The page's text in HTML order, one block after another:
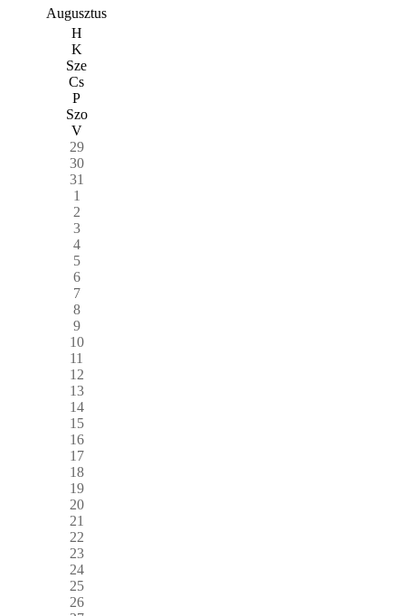
Augusztus
H
K
Sze
Cs
P
Szo
V
29
30
31
1
2
3
4
5
6
7
8
9
10
11
12
13
14
15
16
17
18
19
20
21
22
23
24
25
26